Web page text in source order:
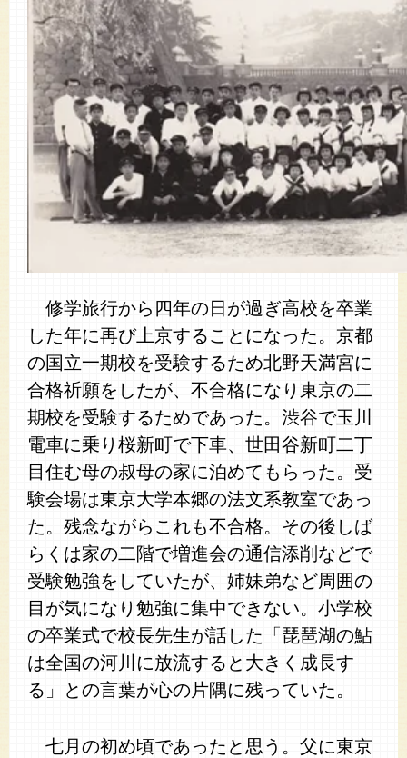
修学旅行から四年の日が過ぎ高校を卒業
した年に再び上京することになった。京都
の国立一期校を受験するため北野天満宮に
合格祈願をしたが、不合格になり東京の二
期校を受験するためであった。渋谷で玉川
電車に乗り桜新町で下車、世田谷新町二丁
目住む母の叔母の家に泊めてもらった。受
験会場は東京大学本郷の法文系教室であっ
た。残念ながらこれも不合格。その後しば
らくは家の二階で増進会の通信添削などで
受験勉強をしていたが、姉妹弟など周囲の
目が気になり勉強に集中できない。小学校
の卒業式で校長先生が話した「琵琶湖の鮎
は全国の河川に放流すると大きく成長す
る」との言葉が心の片隅に残っていた。
七月の初め頃であったと思う。父に東京